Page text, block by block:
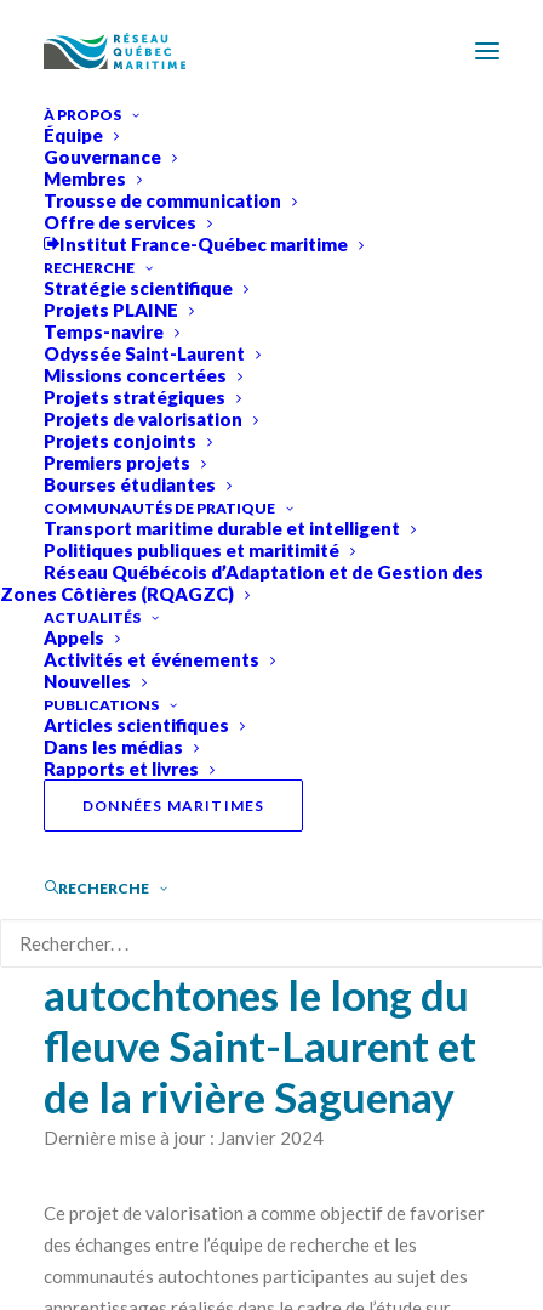
À PROPOS
Équipe
Gouvernance
Membres
Trousse de communication
Offre de services
Institut France-Québec maritime
RECHERCHE
Stratégie scientifique
Projets PLAINE
Temps-navire
Odyssée Saint-Laurent
Missions concertées
Projets stratégiques
Projets de valorisation
Projets conjoints
Premiers projets
Bourses étudiantes
COMMUNAUTÉS DE PRATIQUE
Transport maritime durable et intelligent
Politiques publiques et maritimité
Réseau Québécois d’Adaptation et de Gestion des
Zones Côtières (RQAGZC)
ACTUALITÉS
Appels
Activités et événements
Nouvelles
PUBLICATIONS
Articles scientifiques
Dans les médias
Rapports et livres
DONNÉES MARITIMES
RECHERCHE
PROJET DE VALORISATION
Cultures et Nations
Saint-Laurent : Effets
cumulatifs
socioculturels des
activités maritimes sur
les communautés
autochtones le long du
fleuve Saint-Laurent et
de la rivière Saguenay
Dernière mise à jour : Janvier 2024
Ce projet de valorisation a comme objectif de favoriser
des échanges entre l’équipe de recherche et les
communautés autochtones participantes au sujet des